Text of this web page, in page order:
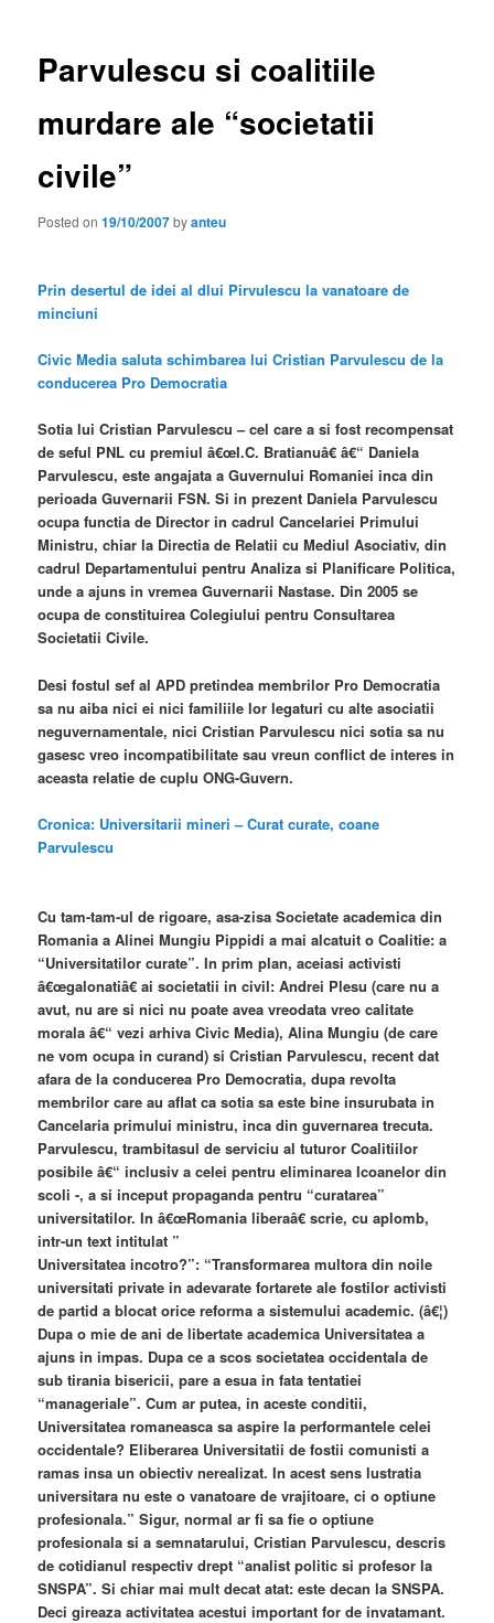
Parvulescu si coalitiile
murdare ale “societatii
civile”
Posted on19/10/2007byanteu
Prin desertul de idei al dlui Pirvulescu la vanatoare de
minciuni
Civic Media saluta schimbarea lui Cristian Parvulescu de la
conducerea Pro Democratia
Sotia lui Cristian Parvulescu – cel care a si fost recompensat
de seful PNL cu premiul â€œI.C. Bratianuâ€ â€“ Daniela
Parvulescu, este angajata a Guvernului Romaniei inca din
perioada Guvernarii FSN. Si in prezent Daniela Parvulescu
ocupa functia de Director in cadrul Cancelariei Primului
Ministru, chiar la Directia de Relatii cu Mediul Asociativ, din
cadrul Departamentului pentru Analiza si Planificare Politica,
unde a ajuns in vremea Guvernarii Nastase. Din 2005 se
ocupa de constituirea Colegiului pentru Consultarea
Societatii Civile.
Desi fostul sef al APD pretindea membrilor Pro Democratia
sa nu aiba nici ei nici familiile lor legaturi cu alte asociatii
neguvernamentale, nici Cristian Parvulescu nici sotia sa nu
gasesc vreo incompatibilitate sau vreun conflict de interes in
aceasta relatie de cuplu ONG-Guvern.
Cronica: Universitarii mineri – Curat curate, coane
Parvulescu
Cu tam-tam-ul de rigoare, asa-zisa Societate academica din
Romania a Alinei Mungiu Pippidi a mai alcatuit o Coalitie: a
“Universitatilor curate”. In prim plan, aceiasi activisti
â€œgalonatiâ€ ai societatii in civil: Andrei Plesu (care nu a
avut, nu are si nici nu poate avea vreodata vreo calitate
morala â€“ vezi arhiva Civic Media), Alina Mungiu (de care
ne vom ocupa in curand) si Cristian Parvulescu, recent dat
afara de la conducerea Pro Democratia, dupa revolta
membrilor care au aflat ca sotia sa este bine insurubata in
Cancelaria primului ministru, inca din guvernarea trecuta.
Parvulescu, trambitasul de serviciu al tuturor Coalitiilor
posibile â€“ inclusiv a celei pentru eliminarea Icoanelor din
scoli -, a si inceput propaganda pentru “curatarea”
universitatilor. In â€œRomania liberaâ€ scrie, cu aplomb,
intr-un text intitulat ”
Universitatea incotro?”: “Transformarea multora din noile
universitati private in adevarate fortarete ale fostilor activisti
de partid a blocat orice reforma a sistemului academic. (â€¦)
Dupa o mie de ani de libertate academica Universitatea a
ajuns in impas. Dupa ce a scos societatea occidentala de
sub tirania bisericii, pare a esua in fata tentatiei
“manageriale”. Cum ar putea, in aceste conditii,
Universitatea romaneasca sa aspire la performantele celei
occidentale? Eliberarea Universitatii de fostii comunisti a
ramas insa un obiectiv nerealizat. In acest sens lustratia
universitara nu este o vanatoare de vrajitoare, ci o optiune
profesionala.” Sigur, normal ar fi sa fie o optiune
profesionala si a semnatarului, Cristian Parvulescu, descris
de cotidianul respectiv drept “analist politic si profesor la
SNSPA”. Si chiar mai mult decat atat: este decan la SNSPA.
Deci gireaza activitatea acestui important for de invatamant.